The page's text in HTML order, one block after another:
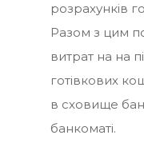
розрахунків
Разом з цим
витрат на на
готівкових
в сховище
банкоматі.